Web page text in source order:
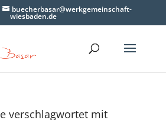
buecherbasar@werkgemeinschaft-
wiesbaden.de
verschlagwortet mit